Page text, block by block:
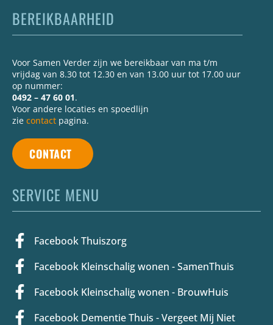
BEREIKBAARHEID
Voor Samen Verder zijn we bereikbaar van ma t/m
vrijdag van 8.30 tot 12.30 en van 13.00 uur tot 17.00 uur
op nummer:
0492 – 47 60 01.
Voor andere locaties en spoedlijn
zie contact pagina.
CONTACT
SERVICE MENU
Facebook Thuiszorg
Facebook Kleinschalig wonen - SamenThuis
Facebook Kleinschalig wonen - BrouwHuis
Facebook Dementie Thuis - Vergeet Mij Niet